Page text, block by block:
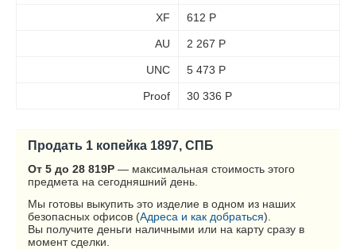
XF 612 Р
AU 2 267 Р
UNC 5 473 Р
Proof 30 336 Р
Продать 1 копейка 1897, СПБ
От 5 до 28 819Р — максимальная стоимость этого
предмета на сегодняшний день.
Мы готовы выкупить это изделие в одном из наших
безопасных офисов (Адреса и как добраться).
Вы получите деньги наличными или на карту сразу в
момент сделки.